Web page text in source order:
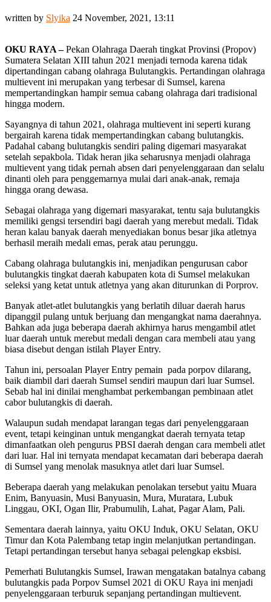
written by Slyika 24 November, 2021, 13:11
OKU RAYA –Pekan Olahraga Daerah tingkat Provinsi (Propov)
Sumatera Selatan XIII tahun 2021 menjadi ternoda karena tidak
dipertandingan cabang olahraga Bulutangkis. Pertandingan olahraga
multievent ini merupakan yang terbesar di Sumsel, karena
mempertandingkan hampir semua cabang olahraga dari tradisional
hingga modern.
Sayangnya di tahun 2021, olahraga multievent ini seperti kurang
bergairah karena tidak mempertandingkan cabang bulutangkis.
Padahal cabang bulutangkis sendiri paling digemari masyarakat
setelah sepakbola. Tidak heran jika seharusnya menjadi olahraga
multievent yang tidak pernah absen dari penyelenggaraan dan selalu
dinanti oleh para penggemarnya mulai dari anak-anak, remaja
hingga orang dewasa.
Sebagai olahraga yang digemari masyarakat, tentu saja bulutangkis
memiliki gengsi tersendiri bagi daerah yang merebut medali. Tidak
heran kalau banyak daerah menyediakan bonus besar jika atletnya
berhasil meraih medali emas, perak atau perunggu.
Cabang olahraga bulutangkis ini, menjadikan pengurusan cabor
bulutangkis tingkat daerah kabupaten kota di Sumsel melakukan
seleksi yang ketat untuk atletnya yang akan diturunkan di Porprov.
Banyak atlet-atlet bulutangkis yang berlatih diluar daerah harus
dipanggil pulang untuk berjuang dan mengangkat nama daerahnya.
Bahkan ada juga beberapa daerah akhirnya harus mengambil atlet
luar daerah untuk merebut medali dengan cara membeli atau yang
biasa disebut dengan istilah Player Entry.
Tahun ini, persoalan Player Entry pemain pada porpov dilarang,
baik diambil dari daerah Sumsel sendiri maupun dari luar Sumsel.
Sebab hal ini dinilai menghambat perkembangan pembinaan atlet
cabor bulutangkis di daerah.
Walaupun sudah mendapat larangan tegas dari penyelenggaraan
event, tetapi keinginan untuk mengangkat daerah ternyata tetap
dimanfaatkan oleh pengurus PBSI daerah dengan cara membeli atlet
dari luar. Hal ini ternyata mendapat kecamatan dari beberapa daerah
di Sumsel yang menolak masuknya atlet dari luar Sumsel.
Beberapa daerah yang melakukan penolakan tersebut yaitu Muara
Enim, Banyuasin, Musi Banyuasin, Mura, Muratara, Lubuk
Linggau, OKI, Ogan Ilir, Prabumulih, Lahat, Pagar Alam, Pali.
Sementara daerah lainnya, yaitu OKU Induk, OKU Selatan, OKU
Timur dan Kota Palembang tetap ingin melanjutkan pertandingan.
Tetapi pertandingan tersebut hanya sebagai pelengkap eksbisi.
Pemerhati Bulutangkis Sumsel, Irawan mengatakan batalnya cabang
bulutangkis pada Porpov Sumsel 2021 di OKU Raya ini menjadi
penyelenggaraan terburuk sepanjang pertandingan multievent.